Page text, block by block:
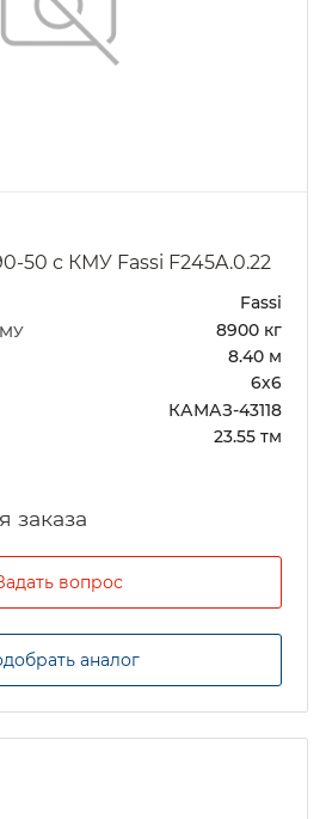
50 с КМУ Fassi F245A.0.22
Fassi
8900 кг
8.40 м
6х6
КАМАЗ-43118
23.55 тм
вопрос
аналог